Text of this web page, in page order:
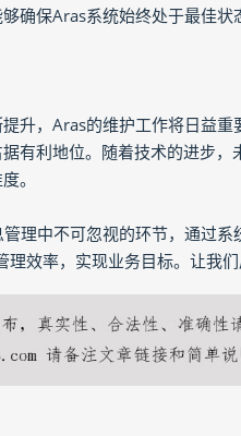
确保Aras系统始终处于最佳状
升，Aras的维护工作将日益
有利地位。随着技术的进步
。
理中不可忽视的环节，通过
效率，实现业务目标。让我